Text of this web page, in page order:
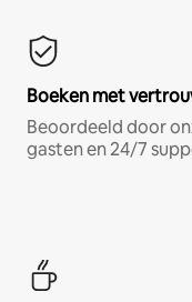
Boeken met
Beoordeeld door
gasten en 24/7